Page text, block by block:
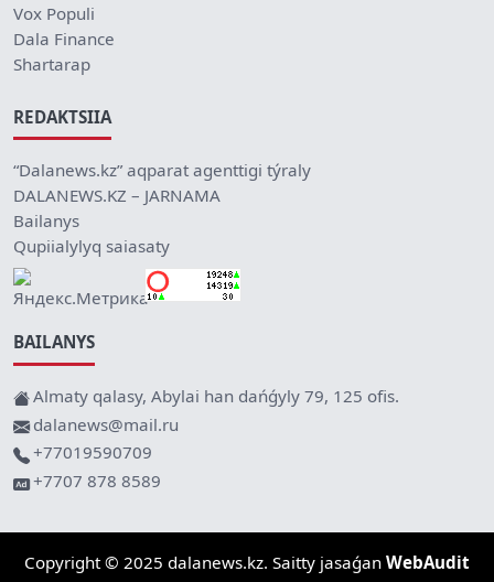
Vox Populi
Dala Finance
Shartarap
REDAKTSIIA
“Dalanews.kz” aqparat agenttigi týraly
DALANEWS.KZ – JARNAMA
Bailanys
Qupiialylyq saiasaty
BAILANYS
Almaty qalasy, Abylai han dańǵyly 79, 125 ofis.
dalanews@mail.ru
+77019590709
+7707 878 8589
Copyright © 2025 dalanews.kz. Saitty jasaǵan WebAudit